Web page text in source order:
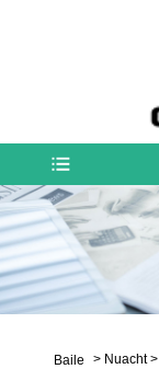
Baile > Nuacht >